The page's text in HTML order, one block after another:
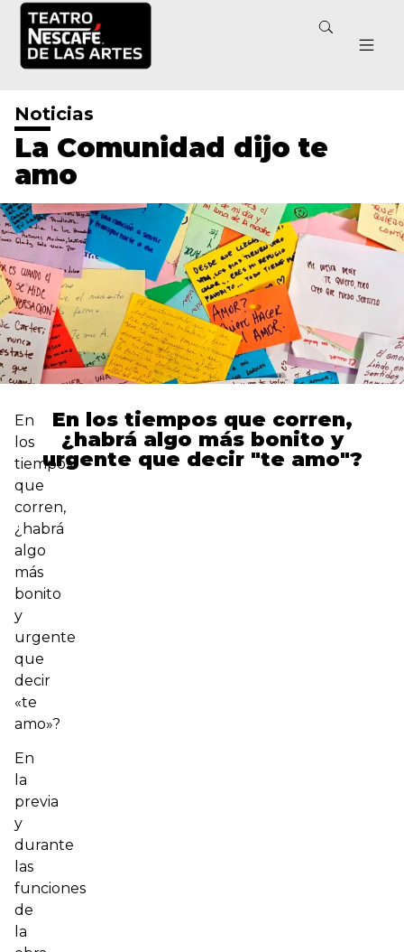
Noticias
La Comunidad dijo te
amo
En
los
tiempos
que
corren,
¿habrá
algo
más
bonito
y
urgente
que
decir
«te
amo»?
En
la
previa
y
durante
las
funciones
de
la
En los tiempos que corren,
¿habrá algo más bonito y
urgente que decir "te amo"?